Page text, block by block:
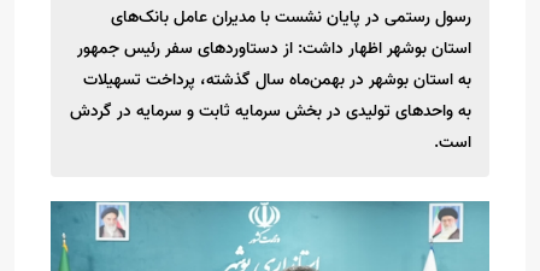
رسول رستمی در پایان نشست با مدیران عامل بانک‌های
استان بوشهر اظهار داشت: از دستاوردهای سفر رئیس جمهور
به استان بوشهر در بهمن‌ماه سال گذشته، پرداخت تسهیلات
به واحدهای تولیدی در بخش سرمایه ثابت و سرمایه در گردش
است.